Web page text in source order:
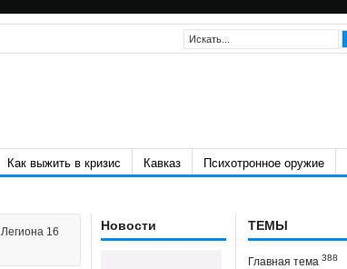
Как выжить в кризис Кавказ
Психотронное оружие
16
Новости ТЕМЫ
Главная тема 388